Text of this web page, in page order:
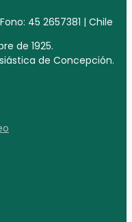
45 2657381 | Chile
de 1925.
de Concepción.